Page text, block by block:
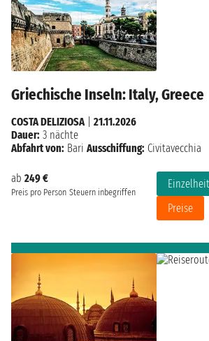
Griechische Inseln: Italy, Greece
ab 249 €
Preis pro Person Steuern inbegriffen
Preise
COSTA DELIZIOSA
21.11.2026
Dauer: 3 nächte
Abfahrt von: Bari Ausschiffung: Civitavecchia